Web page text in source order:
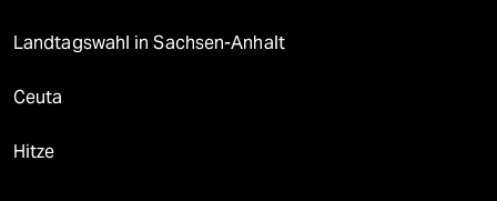
Landtagswahl in Sachsen-Anhalt
Ceuta
Hitze